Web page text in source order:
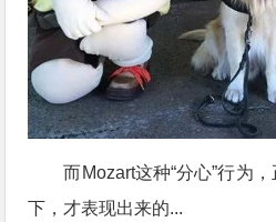
而Mozart这种“分心”行为
下，才表现出来的...